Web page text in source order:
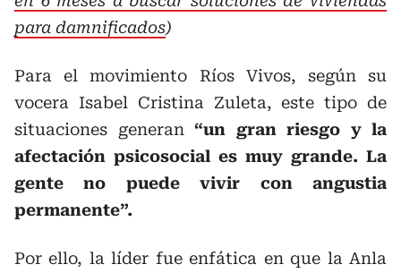
para damnificados)
Para el movimiento Ríos Vivos, según su
vocera Isabel Cristina Zuleta, este tipo de
situaciones generan “un gran riesgo y la
afectación psicosocial es muy grande. La
gente no puede vivir con angustia
permanente”.
Por ello, la líder fue enfática en que la Anla